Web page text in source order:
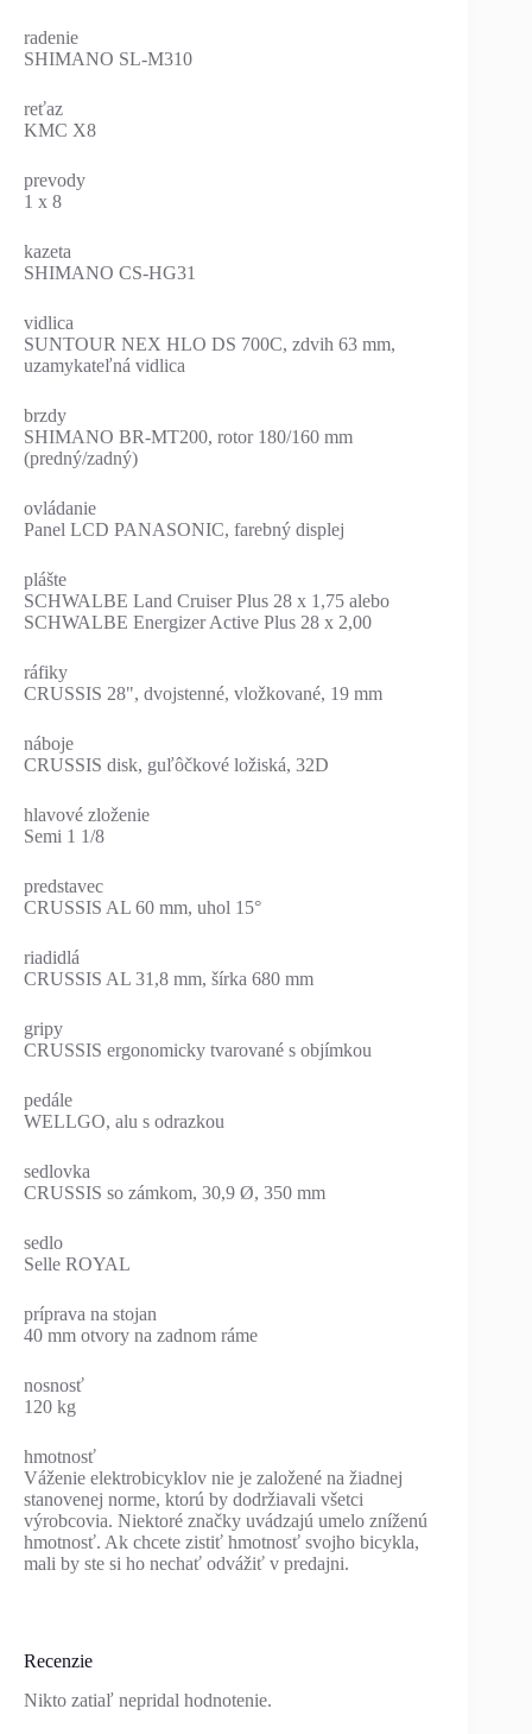
radenie
SHIMANO SL-M310
reťaz
KMC X8
prevody
1 x 8
kazeta
SHIMANO CS-HG31
vidlica
SUNTOUR NEX HLO DS 700C, zdvih 63 mm,
uzamykateľná vidlica
brzdy
SHIMANO BR-MT200, rotor 180/160 mm
(predný/zadný)
ovládanie
Panel LCD PANASONIC, farebný displej
plášte
SCHWALBE Land Cruiser Plus 28 x 1,75 alebo
SCHWALBE Energizer Active Plus 28 x 2,00
ráfiky
CRUSSIS 28", dvojstenné, vložkované, 19 mm
náboje
CRUSSIS disk, guľôčkové ložiská, 32D
hlavové zloženie
Semi 1 1/8
predstavec
CRUSSIS AL 60 mm, uhol 15°
riadidlá
CRUSSIS AL 31,8 mm, šírka 680 mm
gripy
CRUSSIS ergonomicky tvarované s objímkou
pedále
WELLGO, alu s odrazkou
sedlovka
CRUSSIS so zámkom, 30,9 Ø, 350 mm
sedlo
Selle ROYAL
príprava na stojan
40 mm otvory na zadnom ráme
nosnosť
120 kg
hmotnosť
Váženie elektrobicyklov nie je založené na žiadnej
stanovenej norme, ktorú by dodržiavali všetci
výrobcovia. Niektoré značky uvádzajú umelo zníženú
hmotnosť. Ak chcete zistiť hmotnosť svojho bicykla,
mali by ste si ho nechať odvážiť v predajni.
Recenzie
Nikto zatiaľ nepridal hodnotenie.